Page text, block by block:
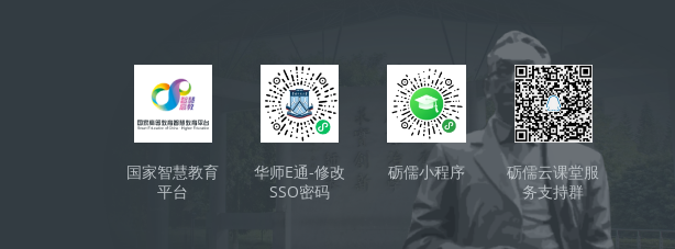
Блоки
国家智慧教育
平台
华师E通-修改
SSO密码
砺儒小程序
砺儒云课堂服
务支持群
（QQ）